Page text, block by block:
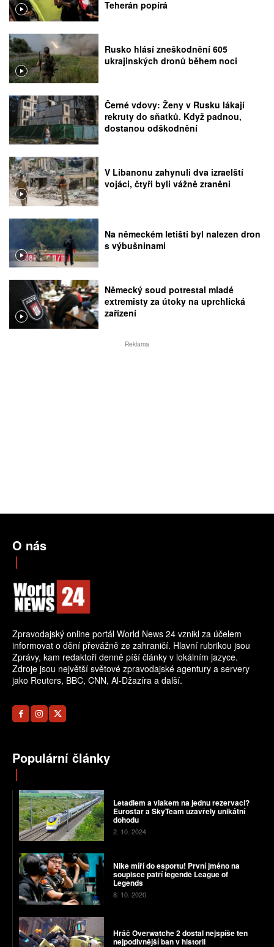
Teherán popírá
Rusko hlásí zneškodnění 605
ukrajinských dronů během noci
Černé vdovy: Ženy v Rusku lákají
rekruty do sňatků. Když padnou,
dostanou odškodnění
V Libanonu zahynuli dva izraelští
vojáci, čtyři byli vážně zraněni
Na německém letišti byl nalezen dron
s výbušninami
Německý soud potrestal mladé
extremisty za útoky na uprchlická
zařízení
Reklama
O nás
Zpravodajský online portál World News 24 vznikl za účelem
informovat o dění převážně ze zahraničí. Hlavní rubrikou jsou
Zprávy, kam redaktoři denně píší články v lokálním jazyce.
Zdroje jsou největší světové zpravodajské agentury a servery
jako Reuters, BBC, CNN, Al-Džazíra a další.
Populární články
Letadlem a vlakem na jednu rezervaci?
Eurostar a SkyTeam uzavřely unikátní
dohodu
2. 10. 2024
Nike míří do esportu! První jméno na
soupisce patří legendě League of
Legends
8. 10. 2020
Hráč Overwatche 2 dostal nejspíše ten
nejpodivnější ban v historii